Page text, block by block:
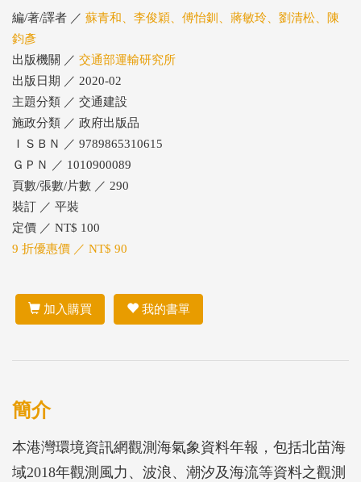
編/著/譯者 ／ 蘇青和、李俊穎、傅怡釧、蔣敏玲、劉清松、陳
鈞彥
出版機關 ／ 交通部運輸研究所
出版日期 ／ 2020-02
主題分類 ／ 交通建設
施政分類 ／ 政府出版品
ＩＳＢＮ ／ 9789865310615
ＧＰＮ ／ 1010900089
頁數/張數/片數 ／ 290
裝訂 ／ 平裝
定價 ／ NT$ 100
9 折優惠價 ／ NT$ 90
加入購買 我的書單
簡介
本港灣環境資訊網觀測海氣象資料年報，包括北苗海
域2018年觀測風力、波浪、潮汐及海流等資料之觀測